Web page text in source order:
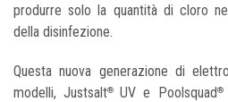
produrre solo la quantità di cloro
della disinfezione.
Questa nuova generazione di
modelli, Justsalt® UV e Poolsquad®